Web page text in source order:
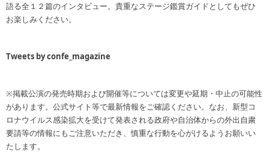
語る全１２篇のインタビュー。貴重なステージ鑑賞ガイドとしてもぜひ
お楽しみください。
Tweets by confe_magazine
※掲載公演の発売時期および開催等については変更や延期・中止の可能性
があります。公式サイト等で最新情報をご確認ください。なお、新型コ
ロナウイルス感染拡大を受けて発表される政府や自治体からの外出自粛
要請等の情報にもご注意いただき、慎重な行動を心がけるようお願いい
たします。